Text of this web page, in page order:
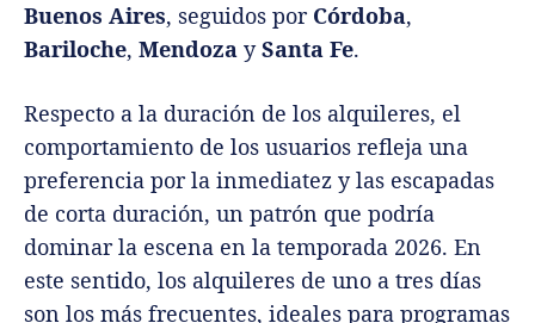
Buenos Aires, seguidos porCórdoba,
Bariloche, Mendoza ySanta Fe.
Respecto a la duración de los alquileres, el
comportamiento de los usuarios refleja una
preferencia por la inmediatez y las escapadas
de corta duración, un patrón que podría
dominar la escena en la temporada 2026. En
este sentido, los alquileres de uno a tres días
son los más frecuentes, ideales para programas